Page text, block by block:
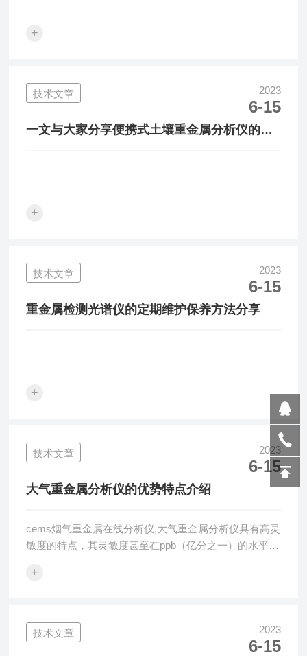
+
技术文章 2023
6-15
一文与大家分享便携式土壤重金属分析仪的维
+
技术文章 2023
6-15
重金属检测光谱仪的定期维护保养方法分享
+
技术文章 2023
6-15
大气重金属分析仪的优势特点介绍
cems烟气重金属在线分析仪,大气重金属分析仪具有高灵
敏度的特点，其灵敏度甚至在ppb（亿分之一）的水平
也能够快速、准确地检测出来，从而为精准的大气环境
+
技术文章 2023
6-15